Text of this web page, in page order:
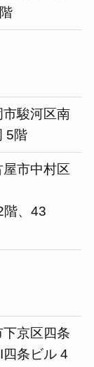
駿河区南
5階
市中村区
階、43
京区四条
条ビル 4